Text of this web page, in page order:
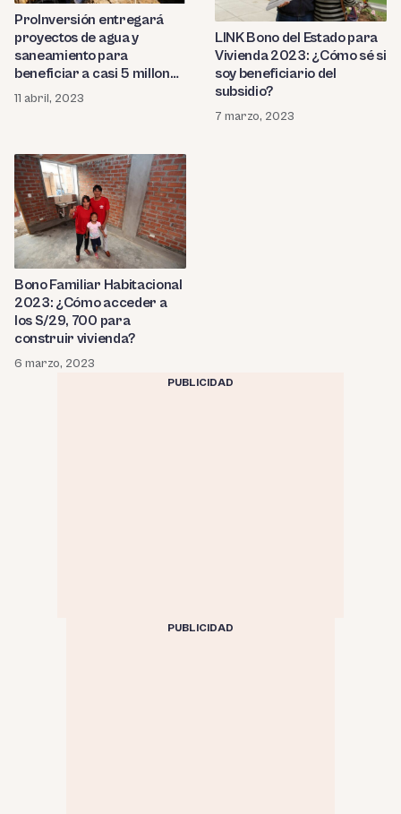
ProInversión entregará
proyectos de agua y
saneamiento para
beneficiar a casi 5 millones
de peruanos
11 abril, 2023
LINK Bono del Estado para
Vivienda 2023: ¿Cómo sé si
soy beneficiario del
subsidio?
7 marzo, 2023
Bono Familiar Habitacional
2023: ¿Cómo acceder a
los S/29, 700 para
construir vivienda?
6 marzo, 2023
PUBLICIDAD
PUBLICIDAD